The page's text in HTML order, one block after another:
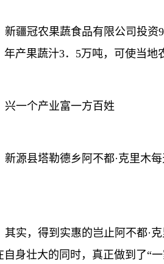
疆冠农果蔬食品有限公司投资9
年产果蔬汁3．5万吨，可使当地
一个产业富一方百姓
源县塔勒德乡阿不都·克里木每
实，得到实惠的岂止阿不都·克
自身壮大的同时，真正做到了“